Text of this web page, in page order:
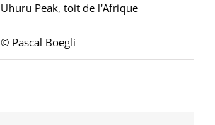
Uhuru Peak, toit de l'Afrique
© Pascal Boegli